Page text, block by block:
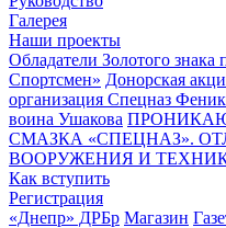
Галерея
Наши проекты
Обладатели Золотого
Спортсмен» Донорская
организация Спецназ
воина Ушакова
СМАЗКА «СПЕЦНАЗ».
ВООРУЖЕНИЯ И
Как вступить
Регистрация
«Днепр» ДРБр Магазин